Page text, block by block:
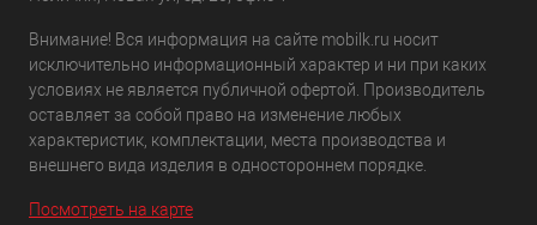
Внимание! Вся информация на сайте mobilk.ru носит
исключительно информационный характер и ни при каких
условиях не является публичной офертой. Производитель
оставляет за собой право на изменение любых
характеристик, комплектации, места производства и
внешнего вида изделия в одностороннем порядке.
Посмотреть на карте